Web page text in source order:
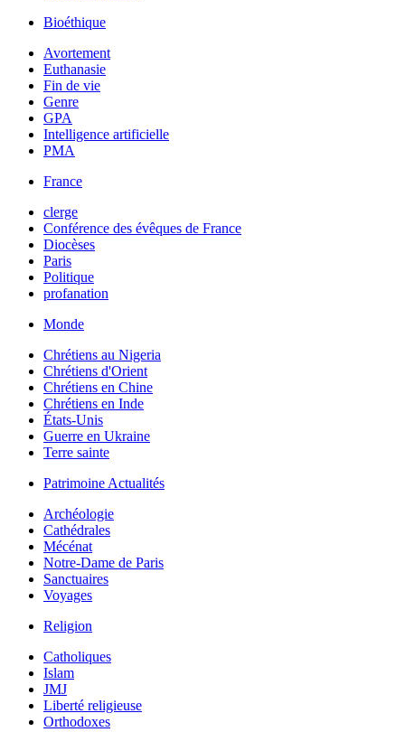
Bioéthique
Avortement
Euthanasie
Fin de vie
Genre
GPA
Intelligence artificielle
PMA
France
clerge
Conférence des évêques de France
Diocèses
Paris
Politique
profanation
Monde
Chrétiens au Nigeria
Chrétiens d'Orient
Chrétiens en Chine
Chrétiens en Inde
États-Unis
Guerre en Ukraine
Terre sainte
Patrimoine Actualités
Archéologie
Cathédrales
Mécénat
Notre-Dame de Paris
Sanctuaires
Voyages
Religion
Catholiques
Islam
JMJ
Liberté religieuse
Orthodoxes